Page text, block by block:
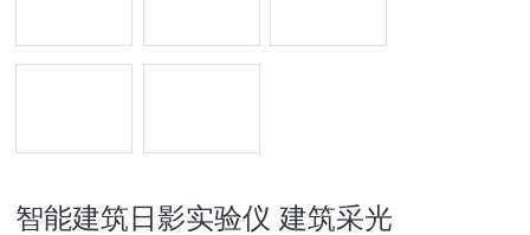
智能建筑日影实验仪 建筑采光